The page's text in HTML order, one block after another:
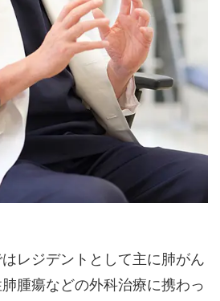
レジデントとして主に肺がん
腫瘍などの外科治療に携わっ